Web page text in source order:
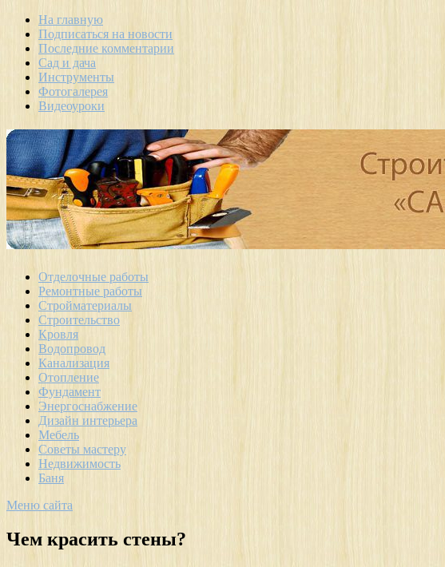
На главную
Подписаться на новости
Последние комментарии
Сад и дача
Инструменты
Фотогалерея
Видеоуроки
Отделочные работы
Ремонтные работы
Стройматериалы
Строительство
Кровля
Водопровод
Канализация
Отопление
Фундамент
Энергоснабжение
Дизайн интерьера
Мебель
Советы мастеру
Недвижимость
Баня
Меню сайта
Чем красить стены?